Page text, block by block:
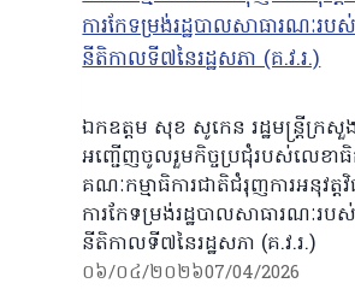
ឯកឧត្ដម សុខ សូកេន រដ្ឋមន្រ្តីក្រសួ
អញ្ជើញចូលរួមកិច្ចប្រជុំរបស់លេខាធិក
គណៈកម្មាធិការជាតិជំរុញការអនុវត្តវិ
ការកែទម្រង់រដ្ឋបាលសាធារណៈរបស់
នីតិកាលទី៧នៃរដ្ឋសភា (គ.វ.រ.)
០៦/០៤/២០២៦07/04/2026